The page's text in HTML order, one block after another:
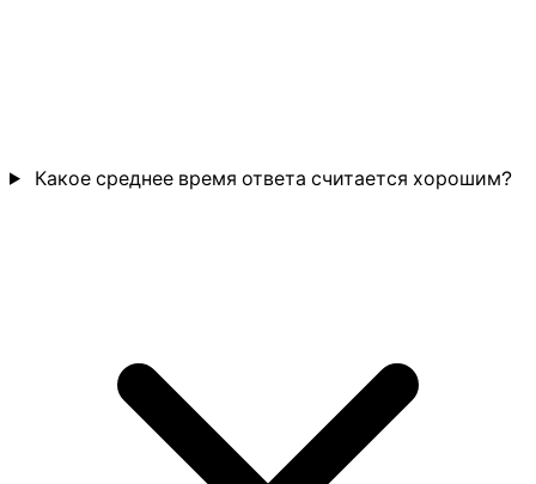
Какое среднее время ответа считается хорошим?